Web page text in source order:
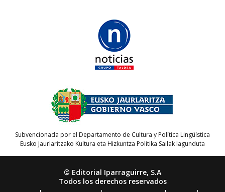
Subvencionada por el Departamento de Cultura y Política Lingüística
Eusko Jaurlaritzako Kultura eta Hizkuntza Politika Sailak lagunduta
© Editorial Iparraguirre, S.A
Todos los derechos reservados